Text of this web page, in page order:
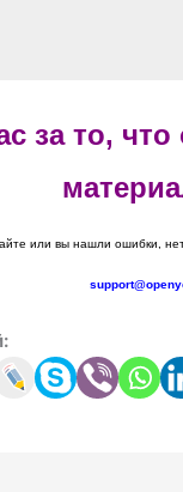
за то,
или вы нашли ошибки,